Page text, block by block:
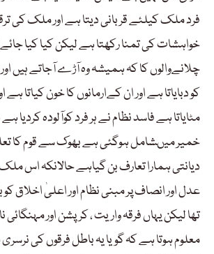
فرد ملک کیلئے قربانی دیتا ہے اور ملک کی
خواہشات کی تمنا رکھتا ہے لیکن کیا کیا جائے
چلانےوالوں کا کہ ہمیشہ وہ آڑے آجاتے ہیں
کو دبایاتا ہے اور ان کےارمانوں کا خون کیاتا
مٹایاتا ہے فاسد نظام نے ہر فرد کوآلودہ کردیا
خمیر میںشامل ہوگئی ہے بھوک سے قوم کا
دیانتی ہمارا تعارف بن گیاہے حالانکہ اس
عدل اور انصاف پر مبنی نظام اور اعلیٰ اخلاق
تھا لیکن یہاں فرقہ واریت ، کرپشن اور
معلوم ہوتا ہے کہ گویا یہ باطل فرقوں کی